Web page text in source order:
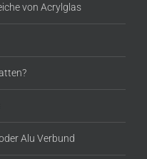
von Acrylglas
Alu Verbund